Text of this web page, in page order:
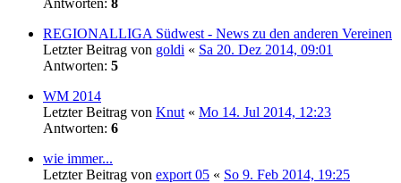
REGIONALLIGA Südwest - News zu den anderen Vereinen
Letzter Beitrag von goldi « Sa 20. Dez 2014, 09:01
Antworten: 5
WM 2014
Letzter Beitrag von Knut « Mo 14. Jul 2014, 12:23
Antworten: 6
wie immer...
Letzter Beitrag von export 05 « So 9. Feb 2014, 19:25